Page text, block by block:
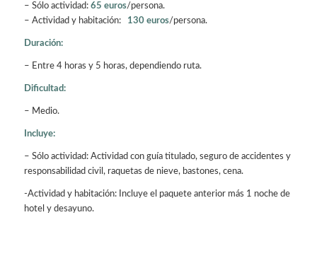
– Sólo actividad: 65 euros/persona.
– Actividad y habitación:
130 euros/persona.
Duración:
– Entre 4 horas y 5 horas, dependiendo ruta.
Dificultad:
– Medio.
Incluye:
– Sólo actividad: Actividad con guía titulado, seguro de accidentes y
responsabilidad civil, raquetas de nieve, bastones, cena.
-Actividad y habitación: Incluye el paquete anterior más 1 noche de
hotel y desayuno.